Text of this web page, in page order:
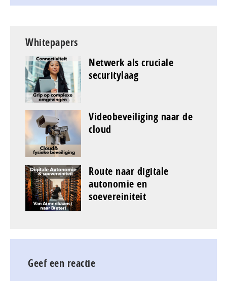
Whitepapers
Netwerk als cruciale
securitylaag
Videobeveiliging naar de
cloud
Route naar digitale
autonomie en
soevereiniteit
Geef een reactie